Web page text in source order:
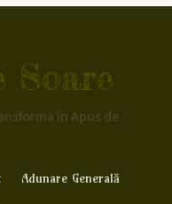
Soare
în Apus de
Adunare Generală